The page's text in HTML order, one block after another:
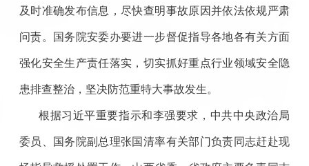
及时准确发布信息，尽快查明事故原因并依法依规严肃
问责。国务院安委办要进一步督促指导各地各有关方面
强化安全生产责任落实，切实抓好重点行业领域安全隐
患排查整治，坚决防范重特大事故发生。
根据习近平重要指示和李强要求，中共中央政治局
委员、国务院副总理张国清率有关部门负责同志赶赴现